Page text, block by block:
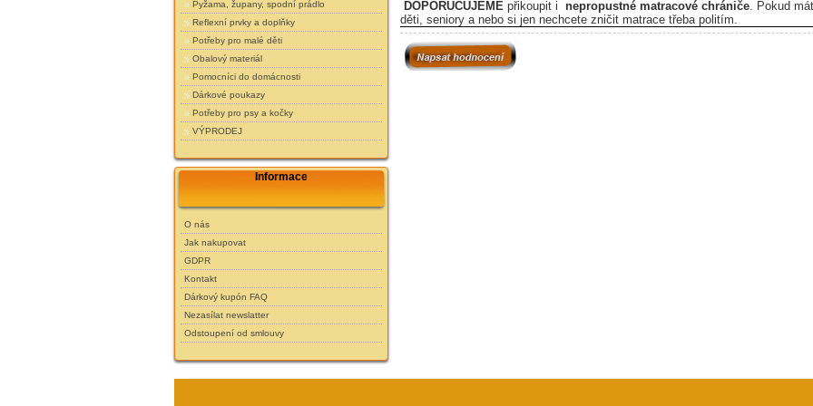
Pyžama, župany, spodní prádlo
Reflexní prvky a doplňky
Potřeby pro malé děti
Obalový materiál
Pomocníci do domácnosti
Dárkové poukazy
Potřeby pro psy a kočky
VÝPRODEJ
Informace
O nás
Jak nakupovat
GDPR
Kontakt
Dárkový kupón FAQ
Nezasílat newslatter
Odstoupení od smlouvy
DOPORUČUJEMEpřikoupit i nepropustné matracové chrániče. Pokud
děti, seniory a nebo si jen nechcete zničit matrace třeba politím.